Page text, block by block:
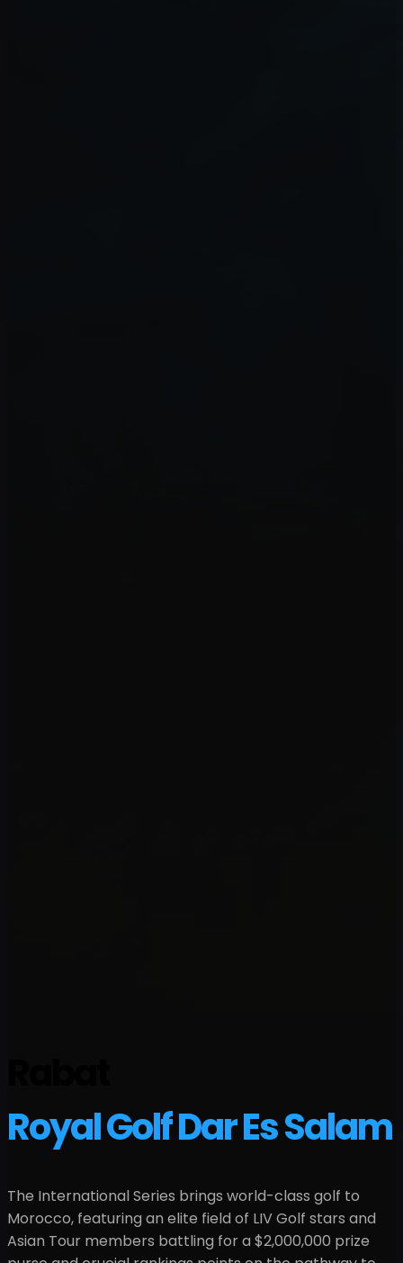
Royal Golf Dar Es Salam
The International Series brings world-class golf to
Morocco, featuring an elite field of LIV Golf stars and
Asian Tour members battling for a $2,000,000 prize